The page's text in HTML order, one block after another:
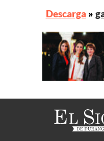
Descarga»